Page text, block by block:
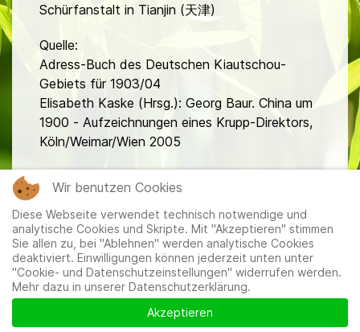
Schürfanstalt in Tianjin (天津)
Quelle:
Adress-Buch des Deutschen Kiautschou-
Gebiets für 1903/04
Elisabeth Kaske (Hrsg.): Georg Baur. China um
1900 - Aufzeichnungen eines Krupp-Direktors,
Köln/Weimar/Wien 2005
Mitglieder|Impressum|Datenschutzerklärung|Cookie-
und Datenschutzeinstellungen
Wir benutzen Cookies
Diese Webseite verwendet technisch notwendige und
analytische Cookies und Skripte. Mit "Akzeptieren" stimmen
Sie allen zu, bei "Ablehnen" werden analytische Cookies
deaktiviert. Einwilligungen können jederzeit unten unter
"Cookie- und Datenschutzeinstellungen" widerrufen werden.
Mehr dazu in unserer Datenschutzerklärung.
Akzeptieren